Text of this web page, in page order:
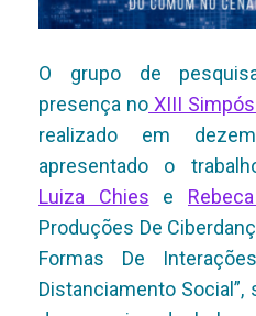
O grupo de
presença no XIII
realizado em
apresentado o
Luiza Chies e
Produções De
Formas De
Distanciamento